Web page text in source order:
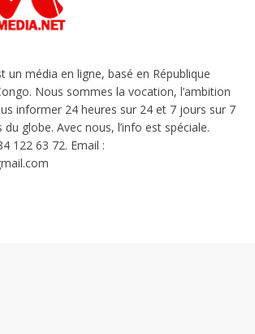
un média en ligne, basé en République
Nous sommes la vocation, l’ambition
informer 24 heures sur 24 et 7 jours sur 7
globe. Avec nous, l’info est spéciale.
122 63 72. Email :